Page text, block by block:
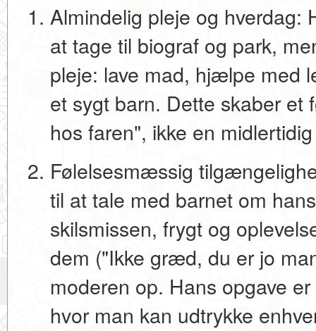
Almindelig pleje og hverdag:
at tage til biograf og park,
pleje: lave mad, hjælpe med
et sygt barn. Dette skaber et
hos faren", ikke en
Følelsesmæssig
til at tale med barnet om
skilsmissen, frygt og
dem ("Ikke græd, du er jo
moderen op. Hans opgave
hvor man kan udtrykke